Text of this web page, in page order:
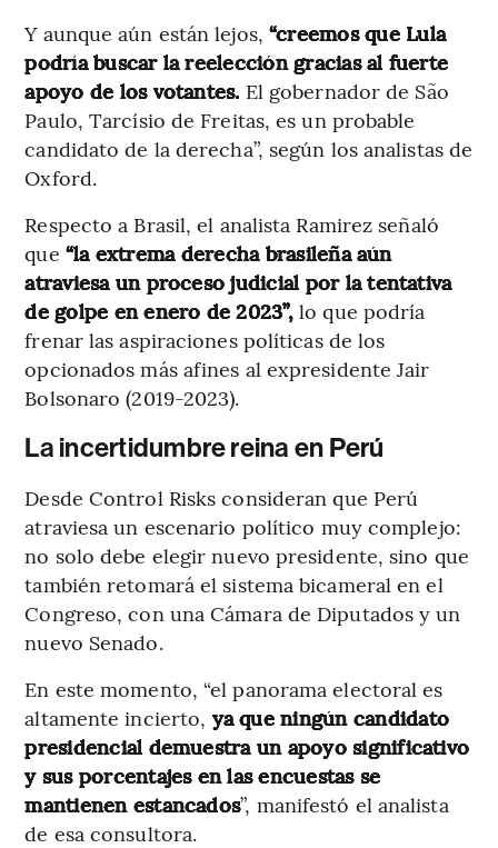
Y aunque aún están lejos, “creemos que Lula
podría buscar la reelección gracias al fuerte
apoyo de los votantes. El gobernador de São
Paulo, Tarcísio de Freitas, es un probable
candidato de la derecha”, según los analistas de
Oxford.
Respecto a Brasil, el analista Ramirez señaló
que “la extrema derecha brasileña aún
atraviesa un proceso judicial por la tentativa
de golpe en enero de 2023”,lo que podría
frenar las aspiraciones políticas de los
opcionados más afines al expresidente Jair
Bolsonaro (2019-2023).
La incertidumbre reina en Perú
Desde Control Risks consideran que Perú
atraviesa un escenario político muy complejo:
no solo debe elegir nuevo presidente, sino que
también retomará el sistema bicameral en el
Congreso, con una Cámara de Diputados y un
nuevo Senado.
En este momento, “el panorama electoral es
altamente incierto, ya que ningún candidato
presidencial demuestra un apoyo significativo
y sus porcentajes en las encuestas se
mantienen estancados”, manifestó el analista
de esa consultora.